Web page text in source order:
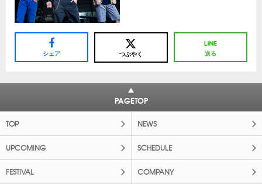
シェア つぶやく 送る
PAGETOP
TOP NEWS
UPCOMING SCHEDULE
FESTIVAL COMPANY